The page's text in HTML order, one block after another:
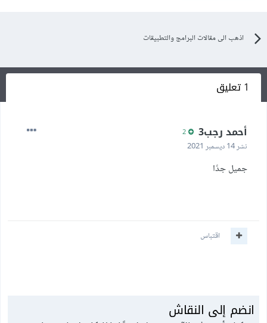
اذهب الى مقالات البرامج والتطبيقات
1 تعليق
أحمد رجب3
نشر14 ديسمبر 2021
جميل جدًا
اقتباس
انضم إلى النقاش